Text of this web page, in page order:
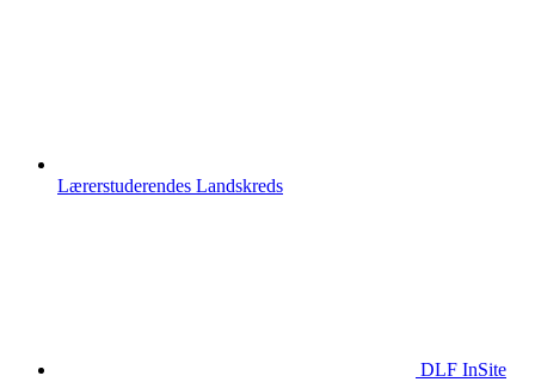
Lærerstuderendes Landskreds
DLF InSite